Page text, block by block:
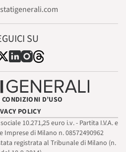
SU
D’USO
POLICY
10.271,25 euro i.v. - Partita I.V.A. e
Imprese di Milano n. 08572490962
registrata al Tribunale di Milano (n.